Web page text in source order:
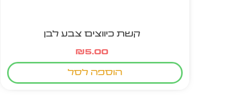
קשת כיווצים צבע לבן
₪5.00
הוספה לסל